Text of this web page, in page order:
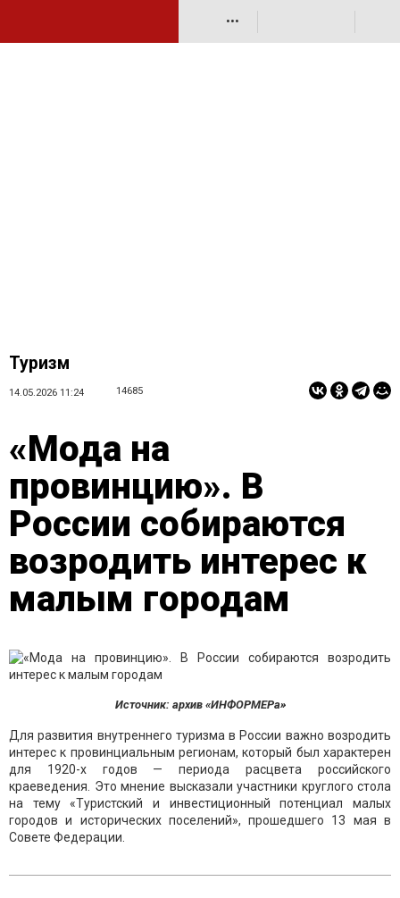
•••
Туризм
14.05.2026 11:24 14685
«Мода на
провинцию». В
России собираются
возродить интерес к
малым городам
Источник: архив «ИНФОРМЕРа»
Для развития внутреннего туризма в России важно возродить
интерес к провинциальным регионам, который был характерен
для 1920-х годов — периода расцвета российского
краеведения. Это мнение высказали участники круглого стола
на тему «Туристский и инвестиционный потенциал малых
городов и исторических поселений», прошедшего 13 мая в
Совете Федерации.